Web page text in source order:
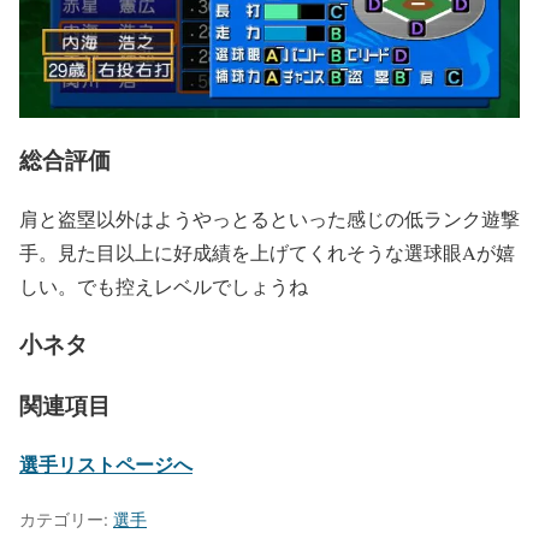
総合評価
肩と盗塁以外はようやっとるといった感じの低ランク遊撃
手。見た目以上に好成績を上げてくれそうな選球眼Aが嬉
しい。でも控えレベルでしょうね
小ネタ
関連項目
選手リストページへ
カテゴリー: 選手